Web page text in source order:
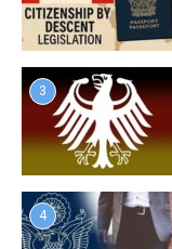
3
4